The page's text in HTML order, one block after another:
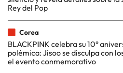
Rey del Pop
Corea
BLACKPINK celebra su 10°
polémica: Jisoo se disculpa con
el evento conmemorativo